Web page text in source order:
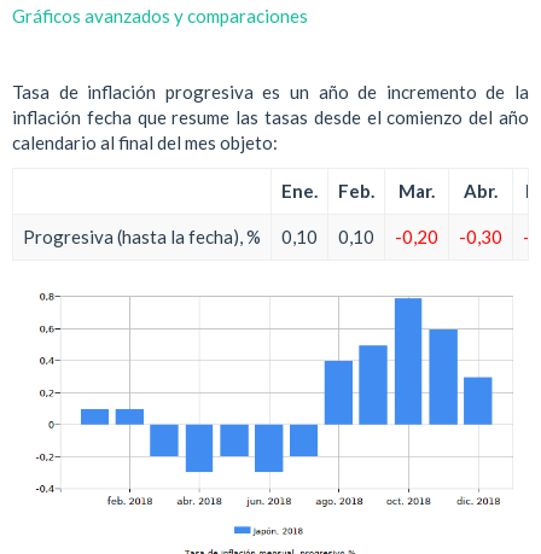
Gráficos avanzados y comparaciones
Tasa de inflación progresiva es un año de incremento de la
inflación fecha que resume las tasas desde el comienzo del año
calendario al final del mes objeto:
Ene. Feb. Mar. Abr.
Progresiva (hasta la fecha), % 0,10 0,10 -0,20 -0,30 -